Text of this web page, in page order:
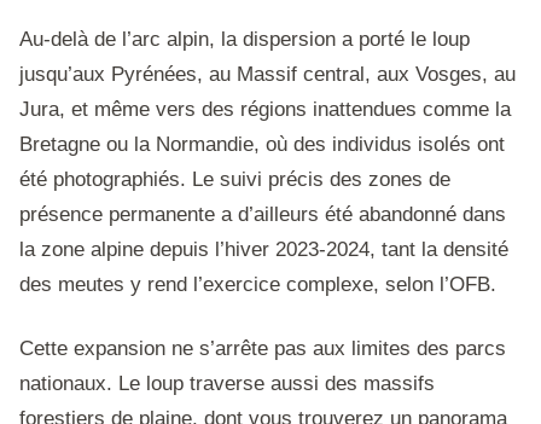
Au-delà de l’arc alpin, la dispersion a porté le loup
jusqu’aux Pyrénées, au Massif central, aux Vosges, au
Jura, et même vers des régions inattendues comme la
Bretagne ou la Normandie, où des individus isolés ont
été photographiés. Le suivi précis des zones de
présence permanente a d’ailleurs été abandonné dans
la zone alpine depuis l’hiver 2023-2024, tant la densité
des meutes y rend l’exercice complexe, selon l’OFB.
Cette expansion ne s’arrête pas aux limites des parcs
nationaux. Le loup traverse aussi des massifs
forestiers de plaine, dont vous trouverez un panorama